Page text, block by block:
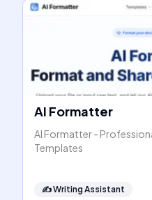
AI Formatter
AI Formatter -
Templates
✍️Writing Assistant